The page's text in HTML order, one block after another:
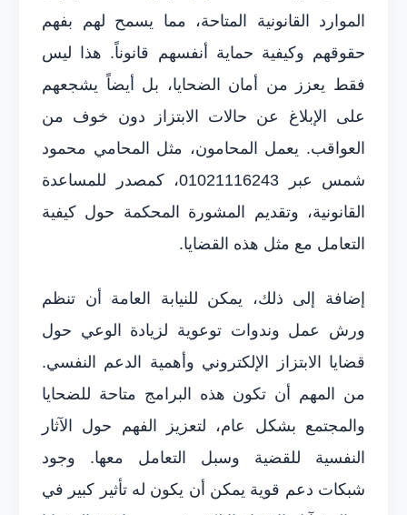
الموارد القانونية المتاحة، مما يسمح لهم بفهم
حقوقهم وكيفية حماية أنفسهم قانوناً. هذا ليس
فقط يعزز من أمان الضحايا، بل أيضاً يشجعهم
على الإبلاغ عن حالات الابتزاز دون خوف من
العواقب. يعمل المحامون، مثل المحامي محمود
شمس عبر 01021116243، كمصدر للمساعدة
القانونية، وتقديم المشورة المحكمة حول كيفية
التعامل مع مثل هذه القضايا.
إضافة إلى ذلك، يمكن للنيابة العامة أن تنظم
ورش عمل وندوات توعوية لزيادة الوعي حول
قضايا الابتزاز الإلكتروني وأهمية الدعم النفسي.
من المهم أن تكون هذه البرامج متاحة للضحايا
والمجتمع بشكل عام، لتعزيز الفهم حول الآثار
النفسية للقضية وسبل التعامل معها. وجود
شبكات دعم قوية يمكن أن يكون له تأثير كبير في